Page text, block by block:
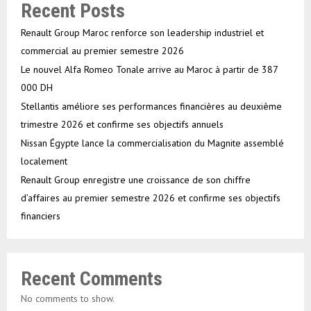
Recent Posts
Renault Group Maroc renforce son leadership industriel et
commercial au premier semestre 2026
Le nouvel Alfa Romeo Tonale arrive au Maroc à partir de 387
000 DH
Stellantis améliore ses performances financières au deuxième
trimestre 2026 et confirme ses objectifs annuels
Nissan Égypte lance la commercialisation du Magnite assemblé
localement
Renault Group enregistre une croissance de son chiffre
d’affaires au premier semestre 2026 et confirme ses objectifs
financiers
Recent Comments
No comments to show.